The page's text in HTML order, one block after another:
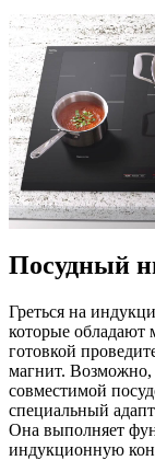
Посудный
Греться на
которые обладают
готовкой
магнит. Возможно,
совместимой
специальный
Она выполняет
индукционную